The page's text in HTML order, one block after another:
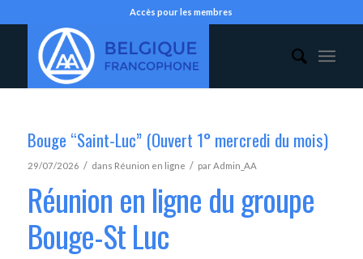
Accès pour les membres
Bouge “Saint-Luc” (Ouvert 1° mercredi du mois)
29/07/2026 / dans Réunion en ligne / parAdmin_AA
Réunion en ligne du groupe
Bouge-St Luc